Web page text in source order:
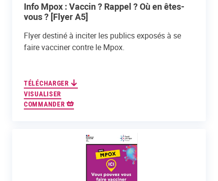
Info Mpox : Vaccin ? Rappel ? Où en êtes-
vous ? [Flyer A5]
Flyer destiné à inciter les publics exposés à se
faire vacciner contre le Mpox.
TÉLÉCHARGER
VISUALISER
COMMANDER